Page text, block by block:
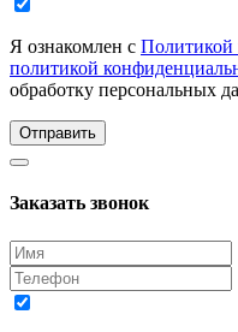
Я ознакомлен с Политикой
политикой
обработку персональных
Отправить
Заказать звонок